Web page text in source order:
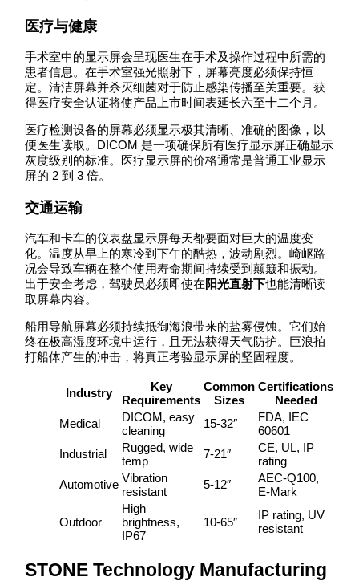
医疗与健康
手术室中的显示屏会呈现医生在手术及操作过程中所需的
患者信息。在手术室强光照射下，屏幕亮度必须保持恒
定。清洁屏幕并杀灭细菌对于防止感染传播至关重要。获
得医疗安全认证将使产品上市时间表延长六至十二个月。
医疗检测设备的屏幕必须显示极其清晰、准确的图像，以
便医生读取。DICOM 是一项确保所有医疗显示屏正确显示
灰度级别的标准。医疗显示屏的价格通常是普通工业显示
屏的 2 到 3 倍。
交通运输
汽车和卡车的仪表盘显示屏每天都要面对巨大的温度变
化。温度从早上的寒冷到下午的酷热，波动剧烈。崎岖路
况会导致车辆在整个使用寿命期间持续受到颠簸和振动。
出于安全考虑，驾驶员必须即使在阳光直射下也能清晰读
取屏幕内容。
船用导航屏幕必须持续抵御海浪带来的盐雾侵蚀。它们始
终在极高湿度环境中运行，且无法获得天气防护。巨浪拍
打船体产生的冲击，将真正考验显示屏的坚固程度。
Industry
Key
Requirements
Common
Sizes
Certifications
Needed
Medical
DICOM, easy
cleaning
15-32″
FDA, IEC
60601
Industrial
Rugged, wide
temp
7-21″
CE, UL, IP
rating
Automotive Vibration
resistant
5-12″
AEC-Q100,
E-Mark
Outdoor
High
brightness,
IP67
10-65″
IP rating, UV
resistant
STONE Technology Manufacturing